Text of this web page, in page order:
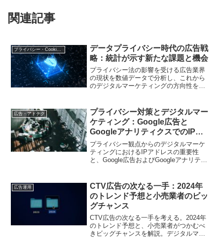
関連記事
プライバシー・Cookie規制
データプライバシー時代の広告戦
略：統計が示す新たな課題と機会
プライバシー法の影響を受ける広告業界
の現状を数値データで分析し、これから
のデジタルマーケティングの方向性を探
広告・アドテク
プライバシー対策とデジタルマー
ケティング：Google広告と
GoogleアナリティクスでのIPア
ドレス取り扱いのポイント
プライバシー観点からのデジタルマーケ
ティングにおけるIPアドレスの重要性
と、Google広告およびGoogleアナリティ
提案します。
広告運用
CTV広告の次なる一手：2024年
のトレンド予想と小売業者のビッ
グチャンス
CTV広告の次なる一手を考える。2024年
のトレンド予想と、小売業者がつかむべ
きビッグチャンスを解説。デジタルマー